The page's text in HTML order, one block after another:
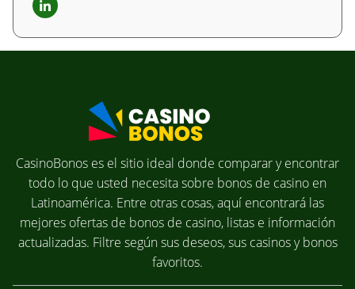
CasinoBonos es el sitio ideal donde comparar y encontrar
todo lo que usted necesita sobre bonos de casino en
Latinoamérica. Entre otras cosas, aquí encontrará las
mejores ofertas de bonos de casino, listas e información
actualizadas. Filtre según sus deseos, sus casinos y bonos
favoritos.